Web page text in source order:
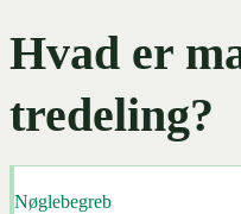
Hvad er
tredeling?
Nøglebegreb